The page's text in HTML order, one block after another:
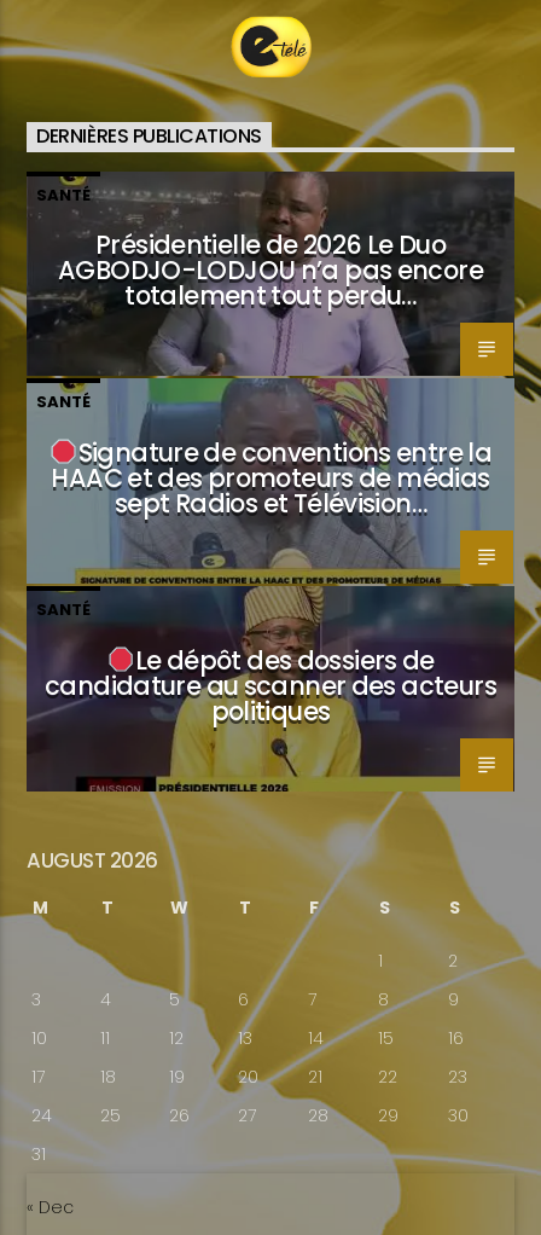
DERNIÈRES PUBLICATIONS
SANTÉ
Présidentielle de 2026 Le Duo
AGBODJO-LODJOU n’a pas encore
totalement tout perdu…
SANTÉ
Signature de conventions entre la
HAAC et des promoteurs de médias
sept Radios et Télévision…
SANTÉ
Le dépôt des dossiers de
candidature au scanner des acteurs
politiques
AUGUST 2026
M T W T F S S
1
2
3
4 5 6 7 8
9
10
11 12 13 14 15
16
17
18 19 20 21 22
23
24
25 26 27 28 29
30
31
« Dec